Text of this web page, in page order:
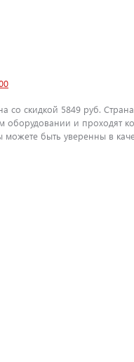
со скидкой 5849 руб.
и проходят
быть уверенны в